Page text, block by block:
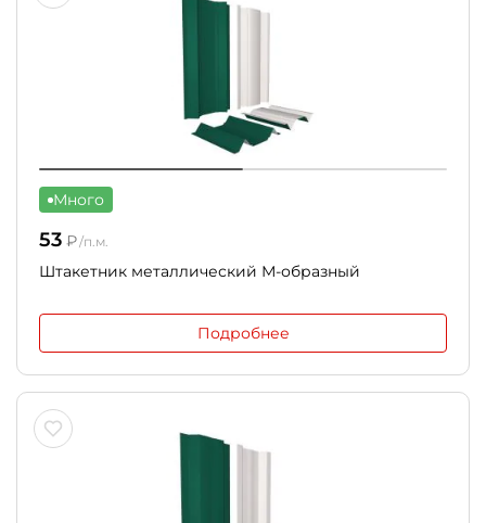
Много
53 ₽/п.м.
Штакетник металлический М-образный
Подробнее